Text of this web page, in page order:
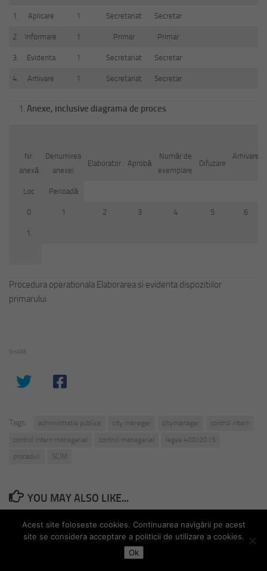
1. Aplicare 1 Secretariat Secretar
2. Informare 1 Primar Primar
3. Evidenta 1 Secretariat Secretar
4. Arhivare 1 Secretariat Secretar
Anexe, inclusive diagrama de proces
Nr.
anexă
Denumirea
anexei
Elaborator Aprobă
Număr de
exemplare
Difuzare
Arhivare
Loc Perioadă
0 1 2 3 4 5 6
1.
Procedura operationala Elaborarea si evidenta dispozitiilor
primarului
SHARE
Tags: administratie publica city manager citymanager
control intern
control intern managerial
control managerial
legea 400/2015
proceduri
SCIM
YOU MAY ALSO LIKE...
Acest site foloseste cookies. Continuarea navigării pe acest
site se considera acceptare a politicii de utilizare a cookies.
Ok